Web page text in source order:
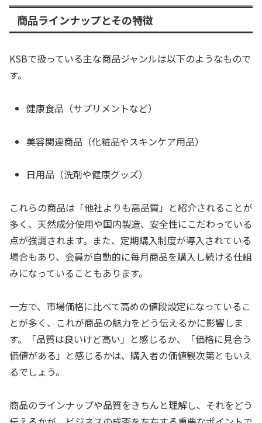
商品ラインナップとその特徴
KSBで扱っている主な商品ジャンルは以下のようなもので
す。
健康食品（サプリメントなど）
美容関連商品（化粧品やスキンケア用品）
日用品（洗剤や健康グッズ）
これらの商品は「他社よりも高品質」と紹介されることが
多く、天然成分使用や国内製造、安全性にこだわっている
点が強調されます。また、定期購入制度が導入されている
場合もあり、会員が自動的に毎月商品を購入し続ける仕組
みになっていることもあります。
一方で、市場価格に比べて高めの値段設定になっているこ
とが多く、これが商品の魅力をどう伝えるかに影響しま
す。「品質は良いけど高い」と感じるか、「価格に見合う
価値がある」と感じるかは、購入者の価値観次第ともいえ
るでしょう。
商品のラインナップや品質をきちんと理解し、それをどう